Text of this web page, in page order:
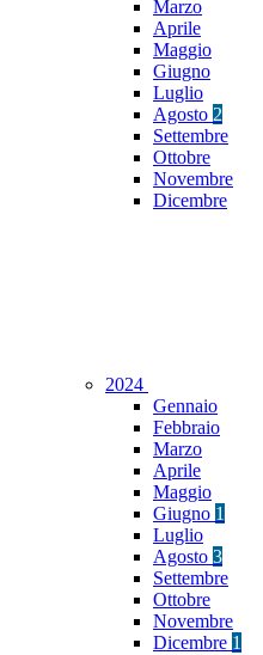
Marzo
Aprile
Maggio
Giugno
Luglio
Agosto 2
Settembre
Ottobre
Novembre
Dicembre
2024
Gennaio
Febbraio
Marzo
Aprile
Maggio
Giugno 1
Luglio
Agosto 3
Settembre
Ottobre
Novembre
Dicembre 1